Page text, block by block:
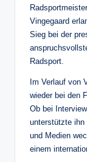
Vingegaard
Sieg bei der
Radsport.
Im Verlauf von
wieder bei den
Ob bei
unterstützte
und Medien
einem